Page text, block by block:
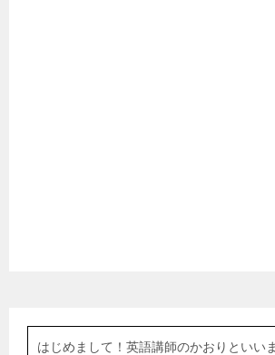
はじめまして！英語講師のかおりといい